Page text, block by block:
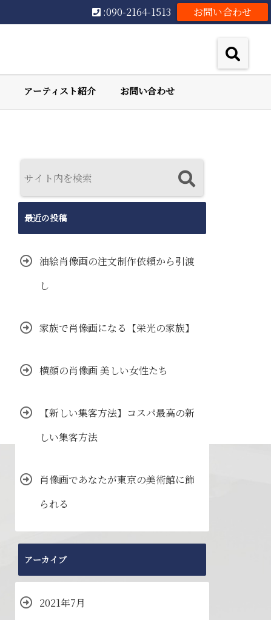
お問い合わせ
:090-2164-1513
アーティスト紹介 お問い合わせ
最近の投稿
油絵肖像画の注文制作依頼から引渡
し
家族で肖像画になる【栄光の家族】
横顔の肖像画 美しい女性たち
【新しい集客方法】コスパ最高の新
しい集客方法
肖像画であなたが東京の美術館に飾
られる
アーカイブ
2021年7月